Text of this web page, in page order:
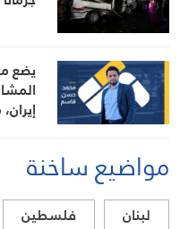
يضع
مواضيع ساخنة
لبنان فلسطين